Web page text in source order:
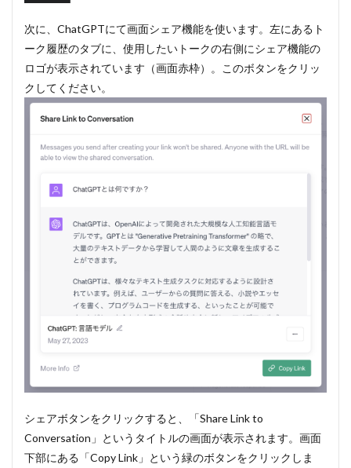
次に、ChatGPTにて画面シェア機能を使います。左にあるト
ーク履歴のタブに、使用したいトークの右側にシェア機能の
ロゴが表示されています（画面赤枠）。このボタンをクリッ
クしてください。
シェアボタンをクリックすると、「Share Link to
Conversation」というタイトルの画面が表示されます。画面
下部にある「Copy Link」という緑のボタンをクリックしま